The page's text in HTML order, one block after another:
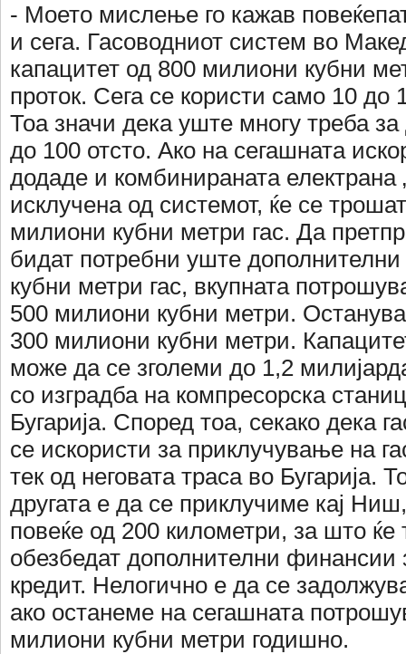
- Моето мислење го кажав
и сега. Гасоводниот систем во
капацитет од 800 милиони кубни
проток. Сега се користи само 10 до
Тоа значи дека уште многу треба
до 100 отсто. Ако на сегашната
додаде и комбинираната електрана
исклучена од системот, ќе се
милиони кубни метри гас. Да
бидат потребни уште
кубни метри гас, вкупната
500 милиони кубни метри.
300 милиони кубни метри.
може да се зголеми до 1,2
со изградба на компресорска
Бугарија. Според тоа, секако дека
се искористи за приклучување на
тек од неговата траса во Бугарија.
другата е да се приклучиме кај
повеќе од 200 километри, за што ќе
обезбедат дополнителни финансии
кредит. Нелогично е да се
ако останеме на сегашната
милиони кубни метри годишно.